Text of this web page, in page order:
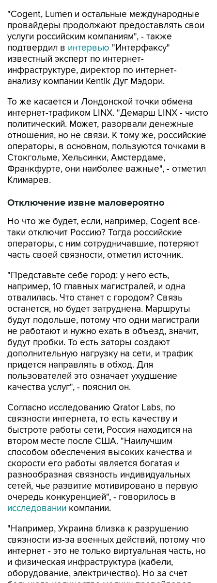
"Cogent, Lumen и остальные международные
провайдеры продолжают предоставлять свои
услуги российским компаниям", - также
подтвердил в интервью "Интерфаксу"
известный эксперт по интернет-
инфраструктуре, директор по интернет-
анализу компании Kentik Дуг Мэдори.
То же касается и Лондонской точки обмена
интернет-трафиком LINX. "Демарш LINX - чисто
политический. Может, разорвали денежные
отношения, но не связи. К тому же, российские
операторы, в основном, пользуются точками в
Стокгольме, Хельсинки, Амстердаме,
Франкфурте, они наиболее важные", - отметил
Климарев.
Отключение извне маловероятно
Но что же будет, если, например, Cogent все-
таки отключит Россию? Тогда российские
операторы, с ним сотрудничавшие, потеряют
часть своей связности, отметил источник.
"Представьте себе город: у него есть,
например, 10 главных магистралей, и одна
отвалилась. Что станет с городом? Связь
останется, но будет затруднена. Маршруты
будут подольше, потому что одни магистрали
не работают и нужно ехать в объезд, значит,
будут пробки. То есть заторы создают
дополнительную нагрузку на сети, и трафик
придется направлять в обход. Для
пользователей это означает ухудшение
качества услуг", - пояснил он.
Согласно исследованию Qrator Labs, по
связности интернета, то есть качеству и
быстроте работы сети, Россия находится на
втором месте после США. "Наилучшим
способом обеспечения высоких качества и
скорости его работы является богатая и
разнообразная связность индивидуальных
сетей, чье развитие мотивировано в первую
очередь конкуренцией", - говорилось в
исследовании компании.
"Например, Украина близка к разрушению
связности из-за военных действий, потому что
интернет - это не только виртуальная часть, но
и физическая инфраструктура (кабели,
оборудование, электричество). Но за счет